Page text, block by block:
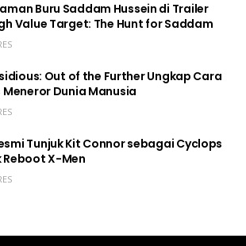
Buru Saddam Hussein di Trailer
Value Target: The Hunt for Saddam
Out of the Further Ungkap Cara
Meneror Dunia Manusia
Tunjuk Kit Connor sebagai Cyclops
Reboot X-Men